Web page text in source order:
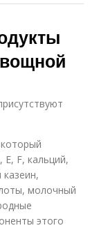
F, кальций,
молочный
этого